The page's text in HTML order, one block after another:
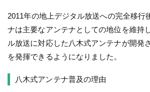
2011年の地上デジタル放送への完全移行
ナは主要なアンテナとしての地位を維持
ル放送に対応した八木式アンテナが開発
を発揮できるようになりました。
八木式アンテナ普及の理由